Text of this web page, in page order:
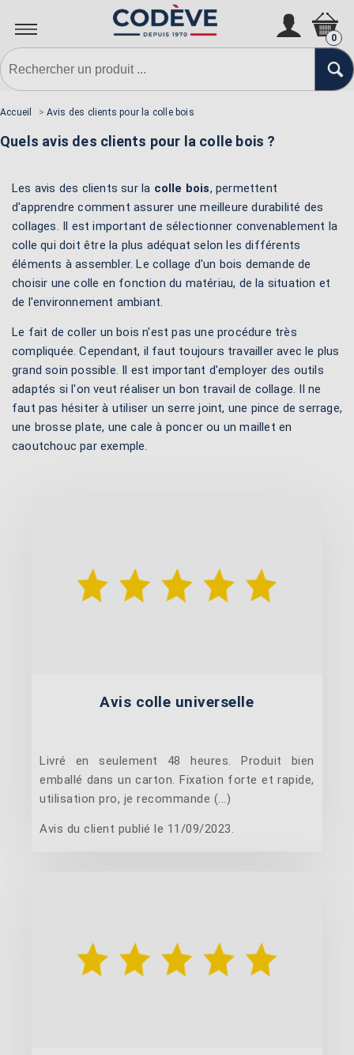
0
Accueil > Avis des clients pour la colle bois
Quels avis des clients pour la colle bois ?
Les avis des clients sur la colle bois, permettent
d'apprendre comment assurer une meilleure durabilité des
collages. Il est important de sélectionner convenablement la
colle qui doit être la plus adéquat selon les différents
éléments à assembler. Le collage d'un bois demande de
choisir une colle en fonction du matériau, de la situation et
de l'environnement ambiant.
Le fait de coller un bois n'est pas une procédure très
compliquée. Cependant, il faut toujours travailler avec le plus
grand soin possible. Il est important d'employer des outils
adaptés si l'on veut réaliser un bon travail de collage. Il ne
faut pas hésiter à utiliser un serre joint, une pince de serrage,
une brosse plate, une cale à poncer ou un maillet en
caoutchouc par exemple.
Avis colle universelle
Livré en seulement 48 heures. Produit bien
emballé dans un carton. Fixation forte et rapide,
utilisation pro, je recommande (...)
Avis du client publié le 11/09/2023.